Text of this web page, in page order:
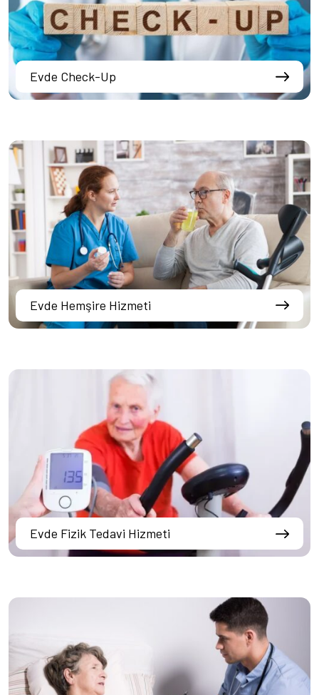
Evde Check-Up
Evde Hemşire Hizmeti
Evde Fizik Tedavi Hizmeti